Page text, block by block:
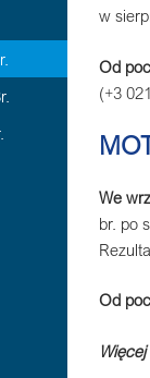
w
Od
(+3
We
br. po
Od